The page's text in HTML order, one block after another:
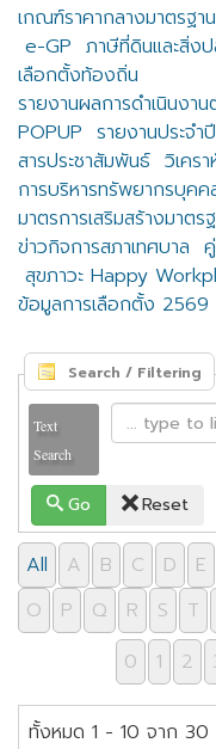
เกณฑ์ราคากลางมาตรฐ
e-GP ภาษีที่ดินและสิ่ง
เลือกตั้งท้องถิ่น
รายงานผลการดำเนินงา
POPUP รายงานประจ
สารประชาสัมพันธ์ วิเคร
การบริหารทรัพยากรบุคค
มาตรการเสริมสร้างมาตร
ข่าวกิจการสภาเทศบาล
สุขภาวะ Happy
ข้อมูลการเลือกตั้ง 2569
Search / Filtering
Text
Search
Go Reset
All A B C D E
O
P Q R S T
0
1 2
ทั้งหมด 1 - 10 จาก 30